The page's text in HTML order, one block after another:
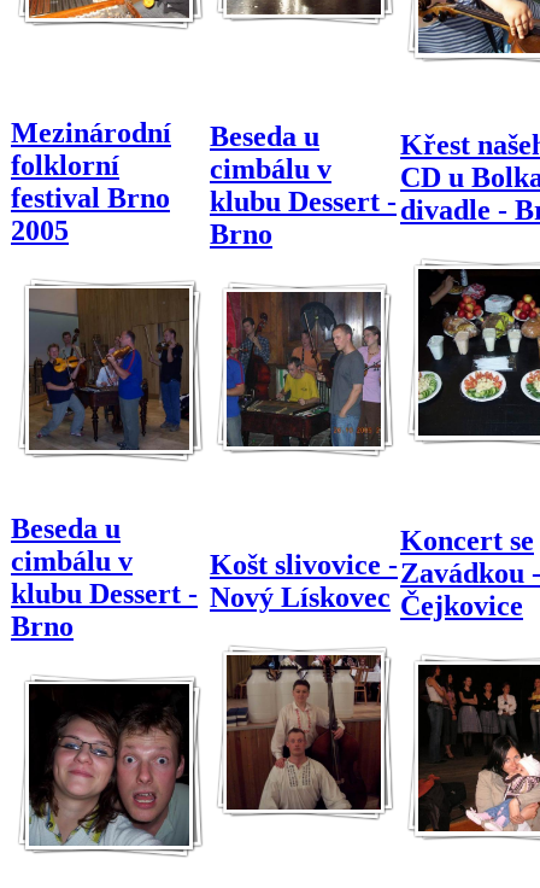
Mezinárodní
folklorní
festival Brno
2005
Beseda u
cimbálu v
klubu Dessert -
Brno
Křest
CD u
divadle -
Beseda u
cimbálu v
klubu Dessert -
Brno
Košt slivovice -
Nový Lískovec
Koncert se
Zavádkou -
Čejkovice